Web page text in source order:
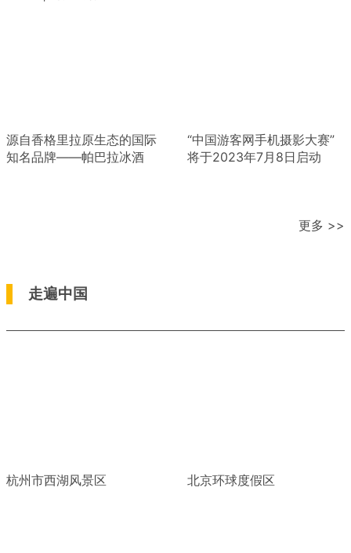
源自香格里拉原生态的国际
知名品牌——帕巴拉冰酒
“中国游客网手机摄影大赛”
将于2023年7月8日启动
更多 >>
走遍中国
杭州市西湖风景区 北京环球度假区